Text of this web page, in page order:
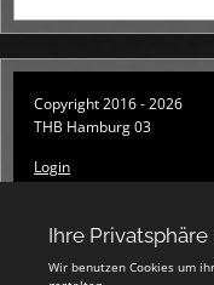
Copyright 2016 - 2026
THB Hamburg 03
Login
Impressum
Datenschutzerklärung